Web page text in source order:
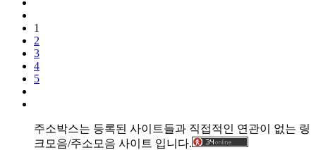
1
2
3
4
5
주소박스는 등록된 사이트들과 직접적인 연관이 없는 링
크모음/주소모음 사이트 입니다.